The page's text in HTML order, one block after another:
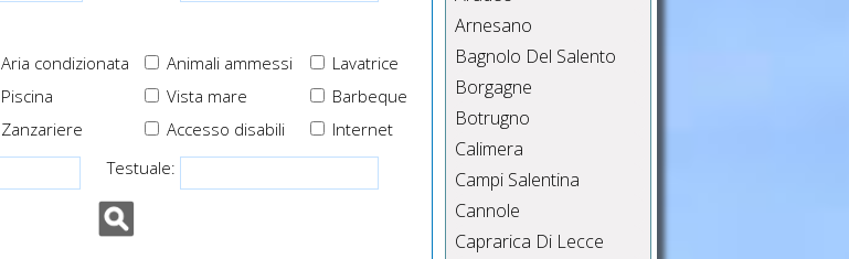
Aria condizionata Animali ammessi
Lavatrice
Piscina Vista mare
Barbeque
Zanzariere Internet
Accesso disabili
Testuale:
Arnesano
Bagnolo Del Salento
Borgagne
Botrugno
Calimera
Campi Salentina
Cannole
Caprarica Di Lecce